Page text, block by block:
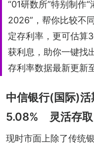
“01研数所”特别制作
2026”，帮你比较不
定存利率，更可估算
获利息，助你一键找
存利率数据最新更新
中信银行(国际)
5.08% 灵活存取
现时市面上除了传统